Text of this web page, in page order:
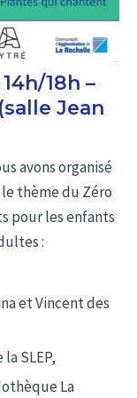
18h –
Jean
avons organisé
thème du Zéro
pour les enfants
:
et Vincent des
SLEP,
La